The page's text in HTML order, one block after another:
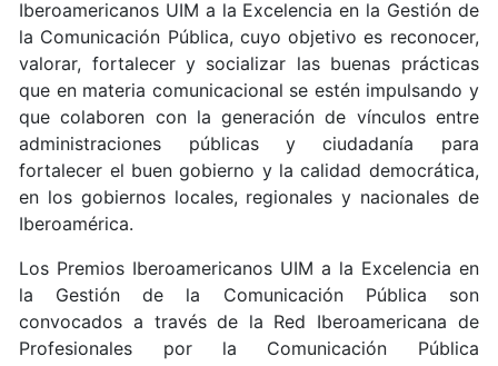
Iberoamericanos UIM a la Excelencia en la Gestión de
la Comunicación Pública, cuyo objetivo es reconocer,
valorar, fortalecer y socializar las buenas prácticas
que en materia comunicacional se estén impulsando y
que colaboren con la generación de vínculos entre
administraciones públicas y ciudadanía para
fortalecer el buen gobierno y la calidad democrática,
en los gobiernos locales, regionales y nacionales de
Iberoamérica.
Los Premios Iberoamericanos UIM a la Excelencia en
la Gestión de la Comunicación Pública son
convocados a través de la Red Iberoamericana de
Profesionales por la Comunicación Pública